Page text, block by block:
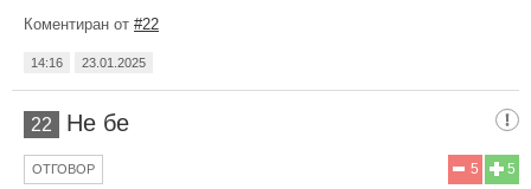
Коментиран от #22
14:16 23.01.2025
22 Не бе
5
5
ОТГОВОР